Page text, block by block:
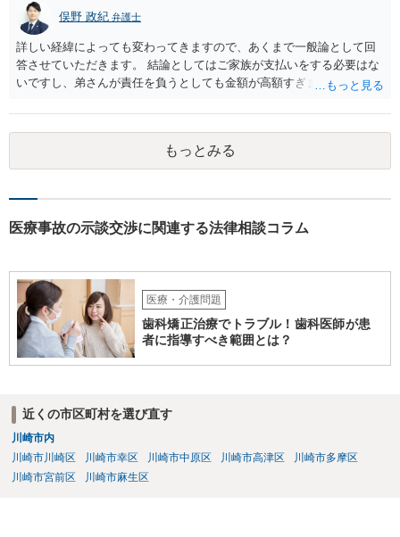
俣野 政紀 弁護士
詳しい経緯によっても変わってきますので、あくまで一般論として回
答させていただきます。 結論としてはご家族が支払いをする必要はな
いですし、弟さんが責任を負うとしても金額が高額すぎます。 仮に弟
実だとしても責任を負うのは弟さんです。弟さんの詳しいご状況は分
かりませんが、現在お仕事をされて一人暮らしもできているというこ
とですから、自立施設にいたからといって責任無能力者ということに
はなりません。また、お父様が施設に入所させたことと今回の争いと
ない」として考える時間や弁護士に相談する時間を与えないことも怪
手の言っている事実がなければ詐欺ですので警察にもご相談くださ
い。施設の方には、「こちらも弁護士に相談します」と告げ、支払い
はせず、弁護士にご相談されることをお勧めします。 ご参考になれば
幸いです。
もっとみる
医療事故の示談交渉に関連する法律相談コラム
医療・介護問題
歯科矯正治療でトラブル！歯科医師が患
者に指導すべき範囲とは？
近くの市区町村を選び直す
川崎市内
川崎市川崎区
川崎市幸区 川崎市中原区 川崎市高津区
川崎市多摩区
川崎市宮前区
川崎市麻生区